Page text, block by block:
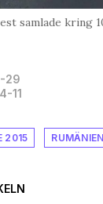
samlade kring
29
11
2015 RUMÄNIEN